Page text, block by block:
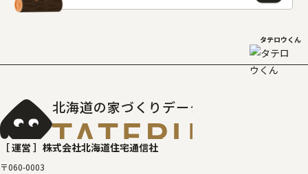
タテロウくん
北海道の家づくりデータベース
［ 運営 ］ 株式会社北海道住宅通信社
〒060-0003